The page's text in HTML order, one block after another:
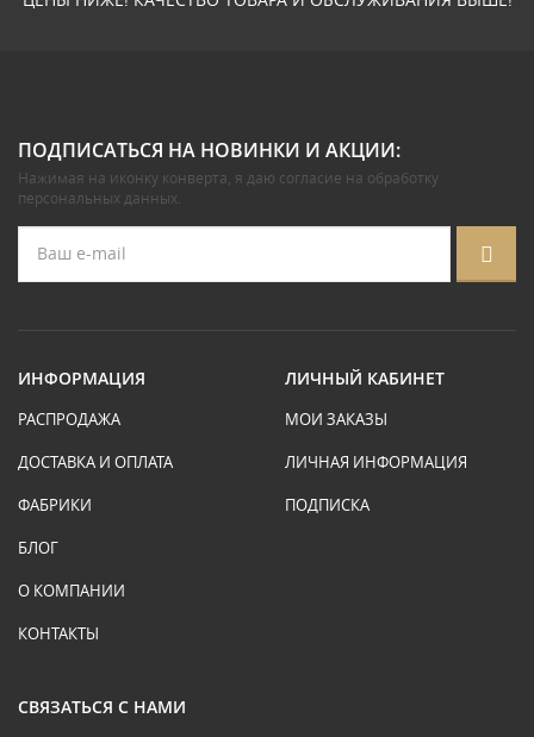
ПОДПИСАТЬСЯ НА НОВИНКИ И АКЦИИ:
Нажимая на иконку конверта, я даю согласие на обработку
персональных данных.
ИНФОРМАЦИЯ
РАСПРОДАЖА
ДОСТАВКА И ОПЛАТА
ФАБРИКИ
БЛОГ
О КОМПАНИИ
КОНТАКТЫ
ЛИЧНЫЙ КАБИНЕТ
МОИ ЗАКАЗЫ
ЛИЧНАЯ ИНФОРМАЦИЯ
ПОДПИСКА
СВЯЗАТЬСЯ С НАМИ